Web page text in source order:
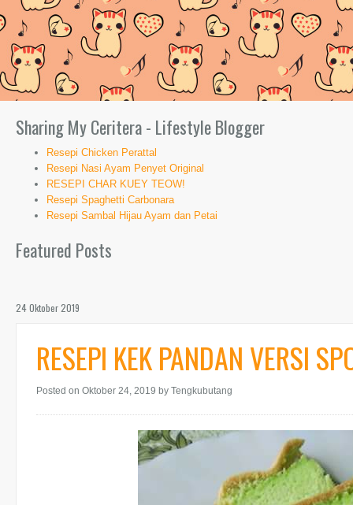
Sharing My Ceritera - Lifestyle Blogger
Resepi Chicken Perattal
Resepi Nasi Ayam Penyet Original
RESEPI CHAR KUEY TEOW!
Resepi Spaghetti Carbonara
Resepi Sambal Hijau Ayam dan Petai
Featured Posts
24 Oktober 2019
RESEPI KEK PANDAN VERSI
Posted on Oktober 24, 2019 by Tengkubutang